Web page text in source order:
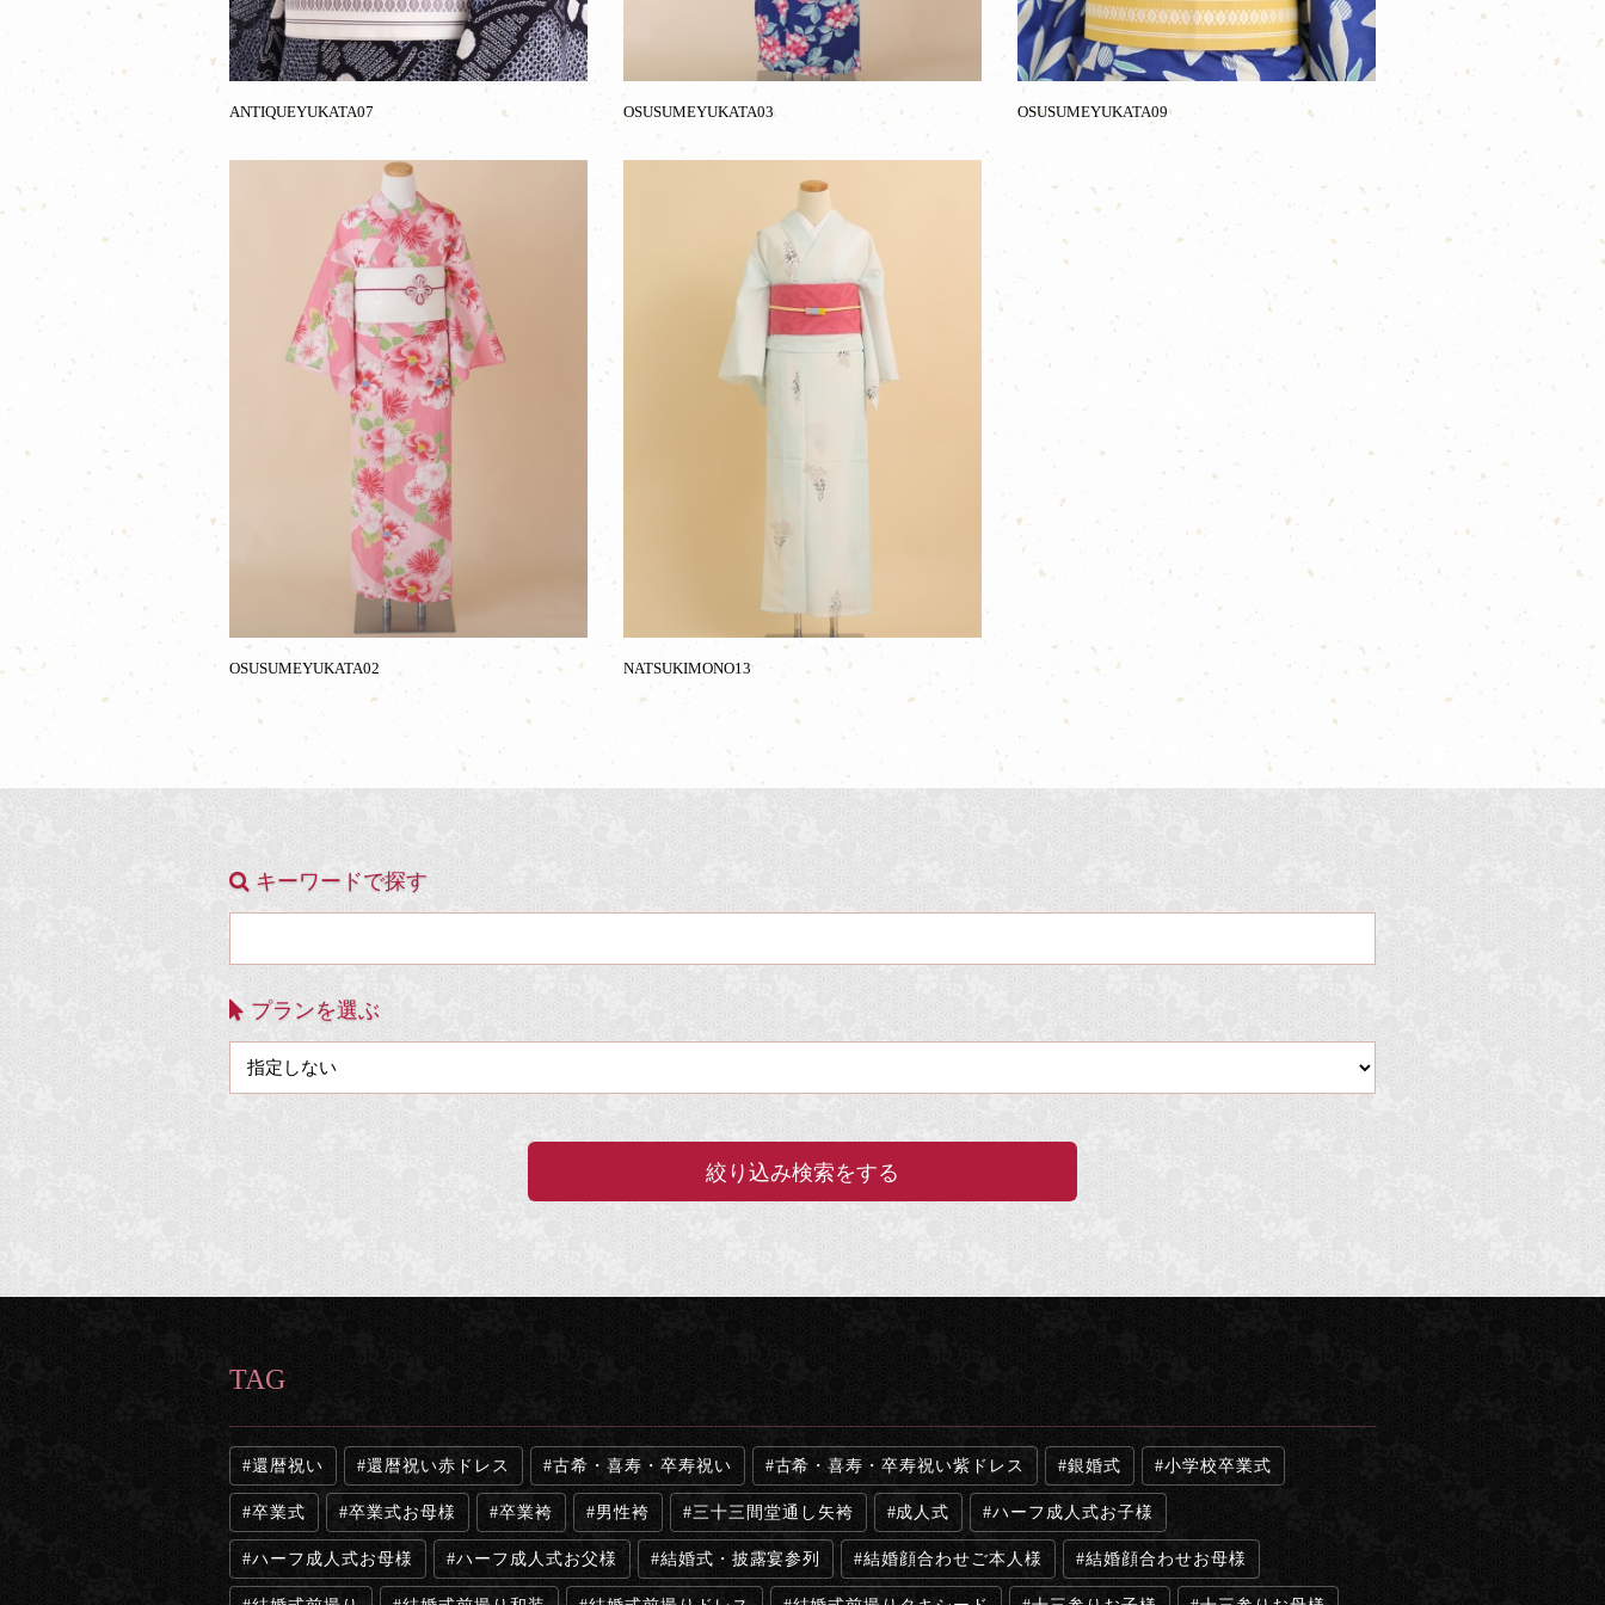
ANTIQUEYUKATA07 OSUSUMEYUKATA03 OSUSUMEYUKATA09
OSUSUMEYUKATA02 NATSUKIMONO13
キーワードで探す
プランを選ぶ
TAG
還暦祝い 還暦祝い赤ドレス 古希・喜寿・卒寿祝い 古希・喜寿・卒寿祝い紫ドレス 銀婚式 小学校卒業式
卒業式 卒業式お母様 卒業袴 男性袴 三十三間堂通し矢袴 成人式 ハーフ成人式お子様
ハーフ成人式お母様 ハーフ成人式お父様 結婚式・披露宴参列 結婚顔合わせご本人様 結婚顔合わせお母様